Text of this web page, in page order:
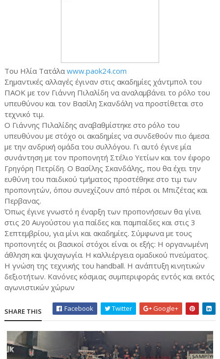
Του Ηλία Τατάλα www.paok24.com
Σημαντικές αλλαγές έγιναν στις ακαδημίες χάντμπολ του
ΠΑΟΚ με τον Γιάννη Πιλαλίδη να αναλαμβάνει το ρόλο του
υπευθύνου και τον Βασίλη Σκανδάλη να προστίθεται στο
τεχνικό τιμ.
Ο Γιάννης Πιλαλίδης αναβαθμίστηκε στο ρόλο του
υπευθύνου με στόχο οι ακαδημίες να συνδεθούν πιο άμεσα
με την ανδρική ομάδα του συλλόγου. Γι αυτό έγινε μία
συνάντηση με τον προπονητή Στέλιο Υετίων και τον έφορο
Γρηγόρη Πετρίδη. Ο Βασίλης Σκανδάλης, που θα έχει την
ευθύνη του παιδικού τμήματος προστέθηκε στο τιμ των
προπονητών, όπου συνεχίζουν από πέρσι οι Μπιζέτας και
Περβανας.
Όπως έγινε γνωστό η έναρξη των προπονήσεων θα γίνει
στις 20 Αυγούστου για παίδες και παμπαίδες και στις 3
Σεπτεμβρίου, για μίνι και ακαδημίες. Σύμφωνα με τους
προπονητές οι βασικοί στόχοι είναι οι εξής: Η οργανωμένη
άθληση και ψυχαγωγία. Η καλλιέργεια ομαδικού πνεύματος.
Η γνώση της τεχνικής του handball. Η ανάπτυξη κινητικών
δεξιοτήτων. Κανόνες κόσμιας συμπεριφοράς εντός και εκτός
αγωνιστικών χώρων
SHARE THIS Facebook Twitter Google+